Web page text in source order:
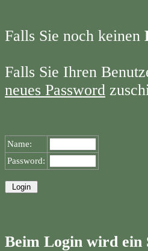
Falls Sie noch keinen
Falls Sie Ihren
neues Password
Name:
Password:
Beim Login wird ein